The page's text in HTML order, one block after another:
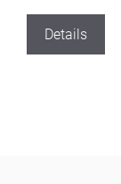
Details